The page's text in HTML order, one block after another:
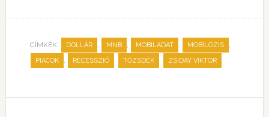
CÍMKÉK: DOLLÁR , MNB , MOBILADAT , MOBILÓZIS ,
PIACOK , RECESSZIÓ , TŐZSDÉK , ZSIDAY VIKTOR